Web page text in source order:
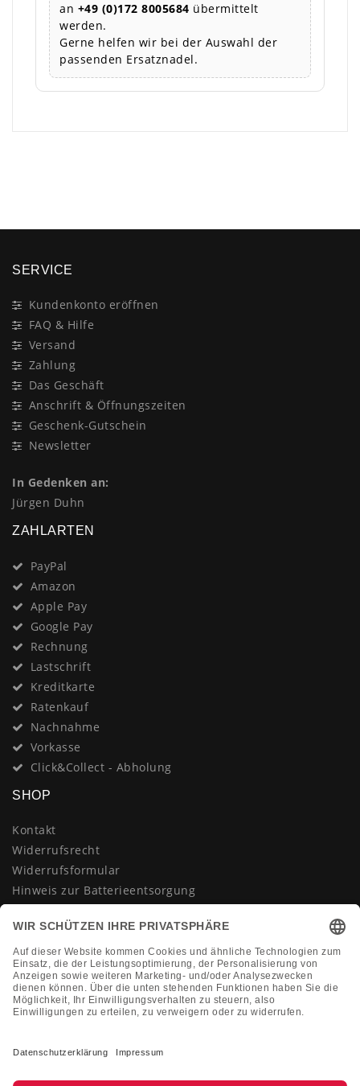
an +49 (0)172 8005684 übermittelt
werden.
Gerne helfen wir bei der Auswahl der
passenden Ersatznadel.
SERVICE
Kundenkonto eröffnen
FAQ & Hilfe
Versand
Zahlung
Das Geschäft
Anschrift & Öffnungszeiten
Geschenk-Gutschein
Newsletter
In Gedenken an:
Jürgen Duhn
ZAHLARTEN
PayPal
Amazon
Apple Pay
Google Pay
Rechnung
Lastschrift
Kreditkarte
Ratenkauf
Nachnahme
Vorkasse
Click&Collect - Abholung
SHOP
Kontakt
Widerrufsrecht
Widerrufsformular
Hinweis zur Batterieentsorgung
AGB
Impressum
Vertrag widerrufen
KONTAKT
Montag-Freitag 10:00-18:00 Uhr